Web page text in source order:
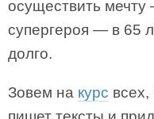
осуществить
супергероя — в 65
долго.
Зовем на курс